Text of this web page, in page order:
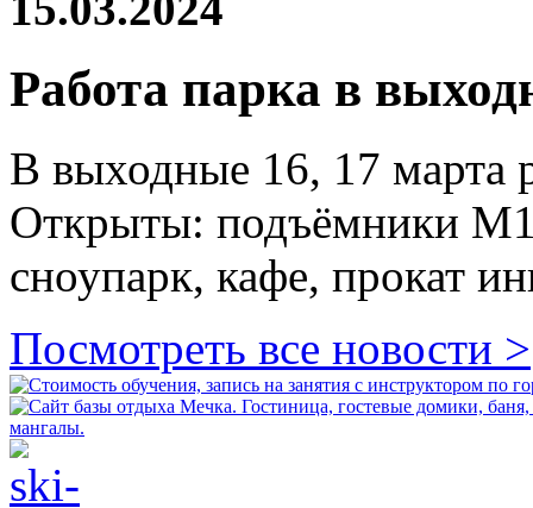
Работа парка в
В выходные 16, 17 марта
Открыты: подъёмники
сноупарк, кафе, прокат
Посмотреть все новости >